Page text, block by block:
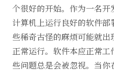
个很好的开始。作为一名
计算机上运行良好的软件
些稀奇古怪的麻烦可能就
正常运行。软件本应正常
些问题总是会被忽视。当